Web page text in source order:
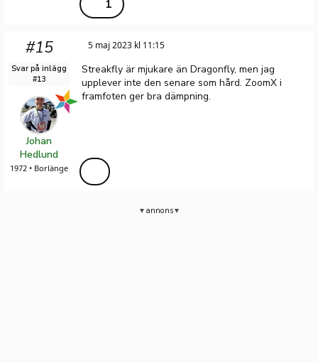
1
#15
Svar på inlägg
#13
Johan
Hedlund
1972 • Borlänge
5 maj 2023 kl 11:15
Streakfly är mjukare än Dragonfly, men jag
upplever inte den senare som hård. ZoomX i
framfoten ger bra dämpning.
annons